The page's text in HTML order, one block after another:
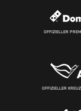
OFFIZIELLER
OFFIZIELLER